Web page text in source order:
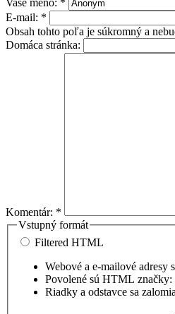
E-mail: *
Obsah tohto poľa je súkromný a
Domáca stránka:
Komentár: *
Vstupný formát
Filtered HTML
Webové a e-mailové adresy
Povolené sú HTML
Riadky a odstavce sa